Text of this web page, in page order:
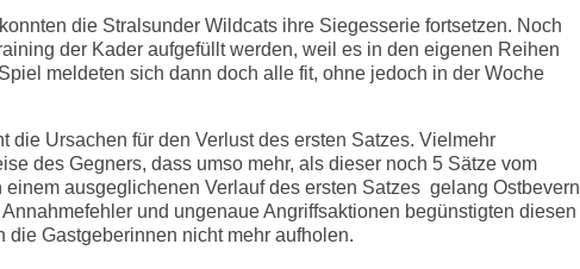
die Stralsunder Wildcats ihre Siegesserie fortsetzen. Noch
der Kader aufgefüllt werden, weil es in den eigenen Reihen
meldeten sich dann doch alle fit, ohne jedoch in der Woche
die Ursachen für den Verlust des ersten Satzes. Vielmehr
des Gegners, dass umso mehr, als dieser noch 5 Sätze vom
ausgeglichenen Verlauf des ersten Satzes gelang Ostbevern
und ungenaue Angriffsaktionen begünstigten diesen
Gastgeberinnen nicht mehr aufholen.